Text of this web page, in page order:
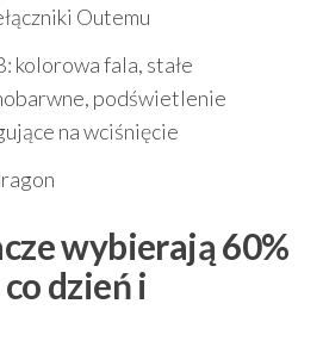
Outemu
kolorowa fala, stałe
podświetlenie
na wciśnięcie
wybierają 60%
dzień i